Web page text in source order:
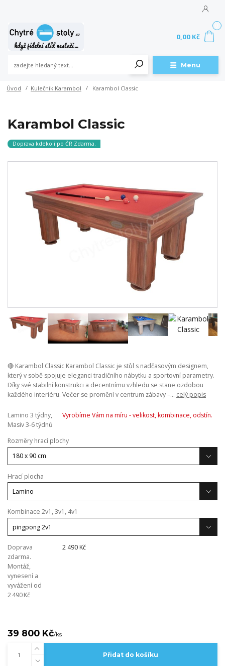
Menu
0,00 Kč
Úvod Kulečník Karambol Karambol Classic
Karambol Classic
Doprava kdekoli po ČR Zdarma.
🔴 Karambol Classic Karambol Classic je stůl s nadčasovým designem,
který v sobě spojuje eleganci tradičního nábytku a sportovní parametry.
Díky své stabilní konstrukci a decentnímu vzhledu se stane ozdobou
každého interiéru. Večer se promění v centrum zábavy –... celý popis
Lamino 3 týdny,
Masiv 3-6 týdnů
Vyrobíme Vám na míru - velikost, kombinace, odstín.
Rozměry hrací plochy
Hrací plocha
Kombinace 2v1, 3v1, 4v1
Doprava
zdarma.
Montáž,
vynesení a
vyvážení od
2 490 Kč
2 490 Kč
39 800 Kč/ks
Přidat do košíku